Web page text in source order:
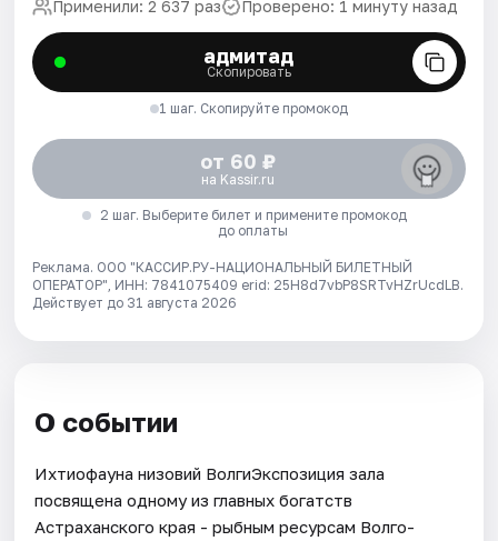
Применили: 2 637 раз Проверено: 1 минуту назад
адмитад
Скопировать
1 шаг. Скопируйте промокод
от 60 ₽
на Kassir.ru
2 шаг. Выберите билет и примените промокод
до оплаты
Реклама. ООО "КАССИР.РУ-НАЦИОНАЛЬНЫЙ БИЛЕТНЫЙ
ОПЕРАТОР", ИНН: 7841075409 erid: 25H8d7vbP8SRTvHZrUcdLB.
Действует до 31 августа 2026
О событии
Ихтиофауна низовий ВолгиЭкспозиция зала
посвящена одному из главных богатств
Астраханского края - рыбным ресурсам Волго-